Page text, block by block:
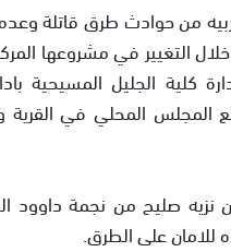
من حوادث طرق قاتلة وعدم
كلية الجليل المسيحية
المجلس المحلي في
نزيه صليح من نجمة داوود
على الطرق.